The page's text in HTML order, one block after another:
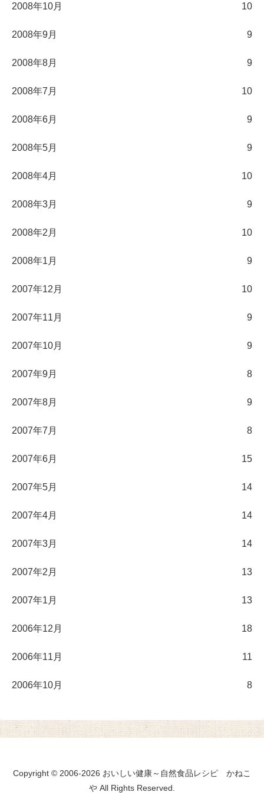
2008年10月 10
2008年9月 9
2008年8月 9
2008年7月 10
2008年6月 9
2008年5月 9
2008年4月 10
2008年3月 9
2008年2月 10
2008年1月 9
2007年12月 10
2007年11月 9
2007年10月 9
2007年9月 8
2007年8月 9
2007年7月 8
2007年6月 15
2007年5月 14
2007年4月 14
2007年3月 14
2007年2月 13
2007年1月 13
2006年12月 18
2006年11月 11
2006年10月 8
Copyright © 2006-2026 おいしい健康～自然食品レシピ かねこ
や All Rights Reserved.